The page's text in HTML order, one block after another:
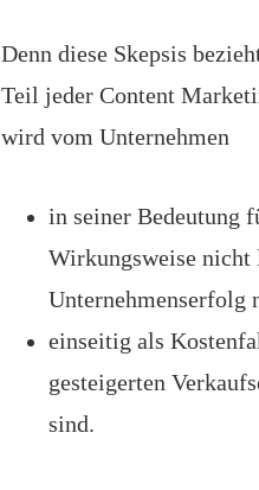
Denn diese Skepsis
Teil jeder Content
wird vom Unternehmen
in seiner Bedeutung
Wirkungsweise nicht
Unternehmenserfolg
einseitig als
gesteigerten
sind.